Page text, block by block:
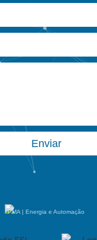
Enviar
PMA | Energia e Automação